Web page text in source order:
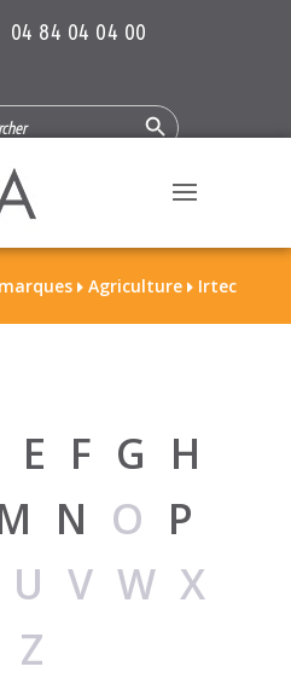
04 84 04 04 00
Search Button
 Agriculture  Irtec
E F G H
N O P